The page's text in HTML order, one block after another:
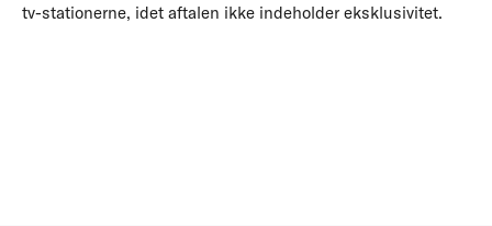
tv-stationerne, idet aftalen ikke indeholder eksklusivitet.